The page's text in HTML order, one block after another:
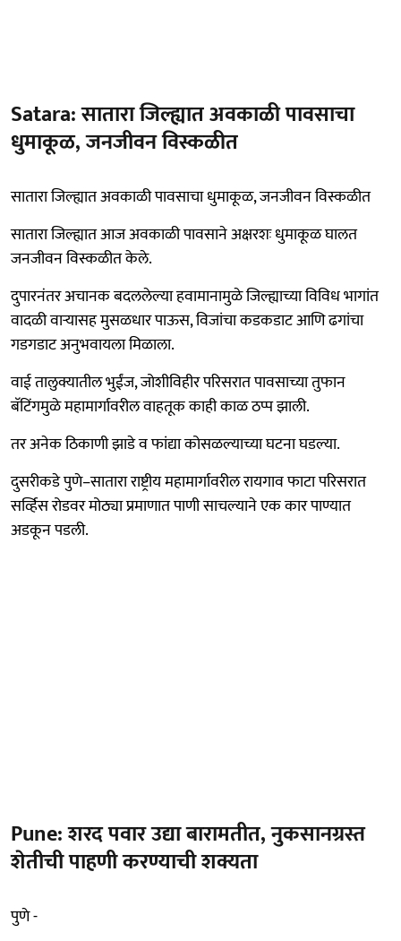
Satara: सातारा जिल्ह्यात अवकाळी पावसाचा
धुमाकूळ, जनजीवन विस्कळीत
सातारा जिल्ह्यात अवकाळी पावसाचा धुमाकूळ, जनजीवन विस्कळीत
सातारा जिल्ह्यात आज अवकाळी पावसाने अक्षरशः धुमाकूळ घालत
जनजीवन विस्कळीत केले.
दुपारनंतर अचानक बदललेल्या हवामानामुळे जिल्ह्याच्या विविध भागांत
वादळी वाऱ्यासह मुसळधार पाऊस, विजांचा कडकडाट आणि ढगांचा
गडगडाट अनुभवायला मिळाला.
वाई तालुक्यातील भुईंज, जोशीविहीर परिसरात पावसाच्या तुफान
बॅटिंगमुळे महामार्गावरील वाहतूक काही काळ ठप्प झाली.
तर अनेक ठिकाणी झाडे व फांद्या कोसळल्याच्या घटना घडल्या.
दुसरीकडे पुणे–सातारा राष्ट्रीय महामार्गावरील रायगाव फाटा परिसरात
सर्व्हिस रोडवर मोठ्या प्रमाणात पाणी साचल्याने एक कार पाण्यात
अडकून पडली.
Pune: शरद पवार उद्या बारामतीत, नुकसानग्रस्त
शेतीची पाहणी करण्याची शक्यता
पुणे -